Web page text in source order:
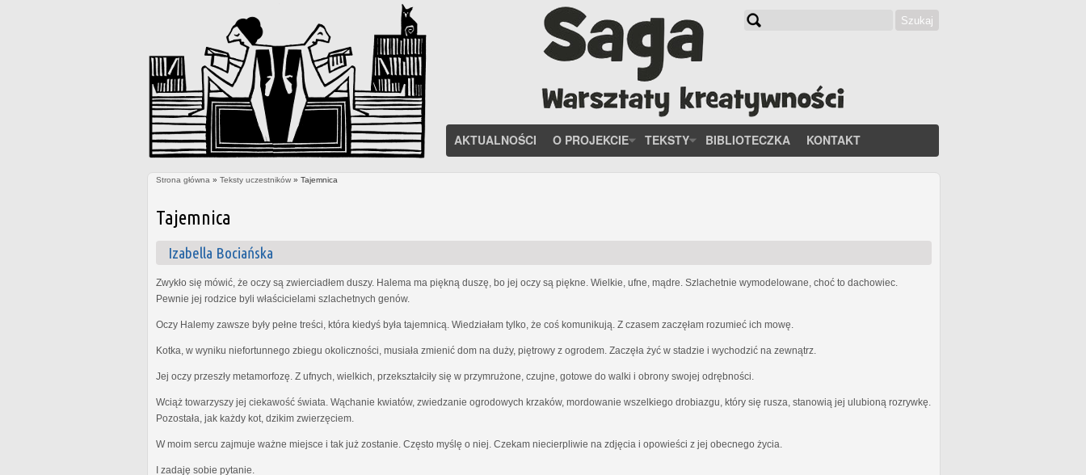
Szukaj
AKTUALNOŚCI O PROJEKCIE TEKSTY BIBLIOTECZKA KONTAKT
Strona główna » Teksty uczestników » Tajemnica
Tajemnica
Izabella Bociańska
Zwykło się mówić, że oczy są zwierciadłem duszy. Halema ma piękną duszę, bo jej oczy są piękne. Wielkie, ufne, mądre. Szlachetnie wymodelowane, choć to dachowiec.
Pewnie jej rodzice byli właścicielami szlachetnych genów.
Oczy Halemy zawsze były pełne treści, która kiedyś była tajemnicą. Wiedziałam tylko, że coś komunikują. Z czasem zaczęłam rozumieć ich mowę.
Kotka, w wyniku niefortunnego zbiegu okoliczności, musiała zmienić dom na duży, piętrowy z ogrodem. Zaczęła żyć w stadzie i wychodzić na zewnątrz.
Jej oczy przeszły metamorfozę. Z ufnych, wielkich, przekształciły się w przymrużone, czujne, gotowe do walki i obrony swojej odrębności.
Wciąż towarzyszy jej ciekawość świata. Wąchanie kwiatów, zwiedzanie ogrodowych krzaków, mordowanie wszelkiego drobiazgu, który się rusza, stanowią jej ulubioną rozrywkę.
Pozostała, jak każdy kot, dzikim zwierzęciem.
W moim sercu zajmuje ważne miejsce i tak już zostanie. Często myślę o niej. Czekam niecierpliwie na zdjęcia i opowieści z jej obecnego życia.
I zadaję sobie pytanie.